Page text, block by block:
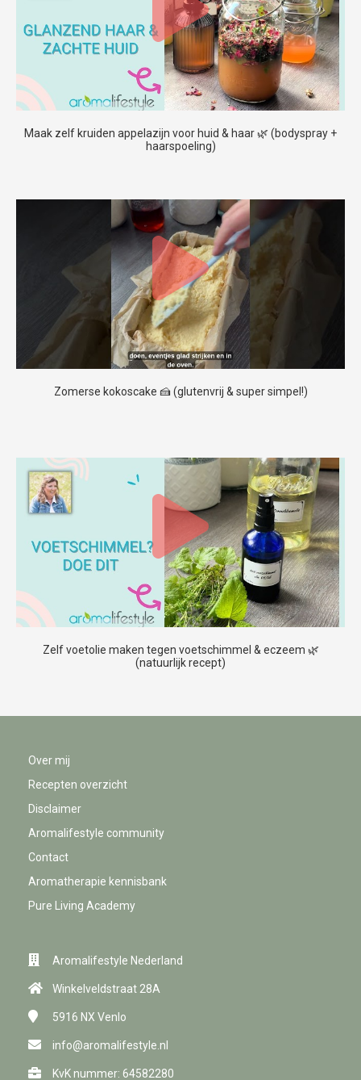
Maak zelf kruiden appelazijn voor huid & haar 🌿 (bodyspray +
haarspoeling)
Zomerse kokoscake 🍰 (glutenvrij & super simpel!)
Zelf voetolie maken tegen voetschimmel & eczeem 🌿
(natuurlijk recept)
Over mij
Recepten overzicht
Disclaimer
Aromalifestyle community
Contact
Aromatherapie kennisbank
Pure Living Academy
Aromalifestyle Nederland
Winkelveldstraat 28A
5916 NX Venlo
info@aromalifestyle.nl
KvK nummer: 64582280